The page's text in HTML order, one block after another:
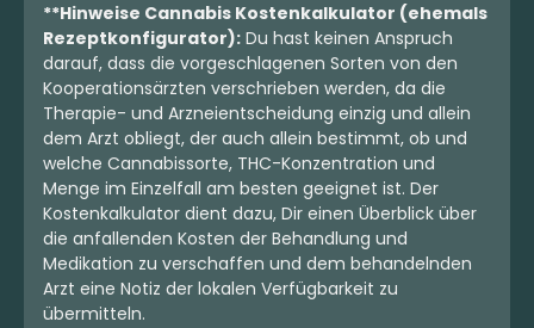
**Hinweise Cannabis Kostenkalkulator (ehemals
Rezeptkonfigurator): Du hast keinen Anspruch
darauf, dass die vorgeschlagenen Sorten von den
Kooperationsärzten verschrieben werden, da die
Therapie- und Arzneientscheidung einzig und allein
dem Arzt obliegt, der auch allein bestimmt, ob und
welche Cannabissorte, THC-Konzentration und
Menge im Einzelfall am besten geeignet ist. Der
Kostenkalkulator dient dazu, Dir einen Überblick über
die anfallenden Kosten der Behandlung und
Medikation zu verschaffen und dem behandelnden
Arzt eine Notiz der lokalen Verfügbarkeit zu
übermitteln.